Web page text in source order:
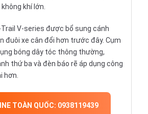
khí lớn.
V-series được bổ sung cánh
đuôi xe cân đổi hơn trước đây. Cụm
bóng dây tóc thông thường,
thứ ba và đèn báo rẽ áp dụng công
hơn.
TOÀN QUỐC: 0938119439